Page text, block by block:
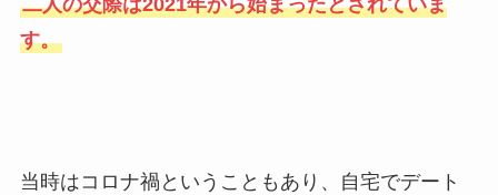
二人の交際は2021年から始まったとされていま
す。
当時はコロナ禍ということもあり、自宅でデート